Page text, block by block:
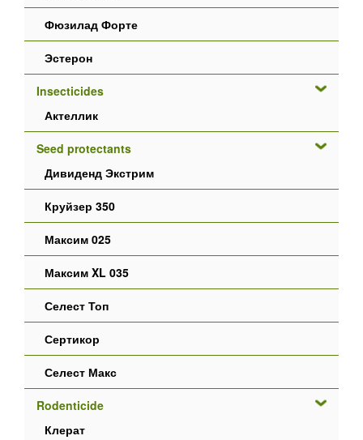
Фюзилад Форте
Эстерон
Insecticides
Актеллик
Seed protectants
Дивиденд Экстрим
Круйзер 350
Максим 025
Максим XL 035
Селест Топ
Сертикор
Селест Макс
Rodenticide
Клерат